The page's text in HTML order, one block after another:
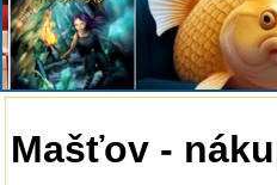
Mašťov -